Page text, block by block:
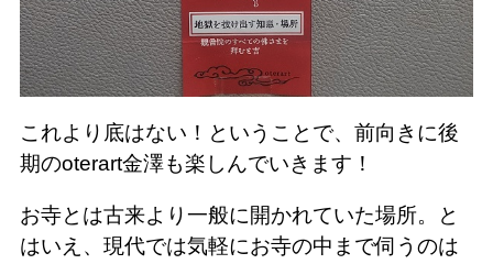
これより底はない！ということで、前向きに後
期のoterart金澤も楽しんでいきます！
お寺とは古来より一般に開かれていた場所。と
はいえ、現代では気軽にお寺の中まで伺うのは